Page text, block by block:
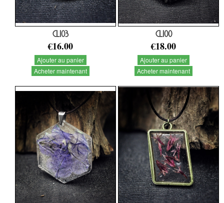
CL103
€16.00
Ajouter au panier
Acheter maintenant
CL100
€18.00
Ajouter au panier
Acheter maintenant